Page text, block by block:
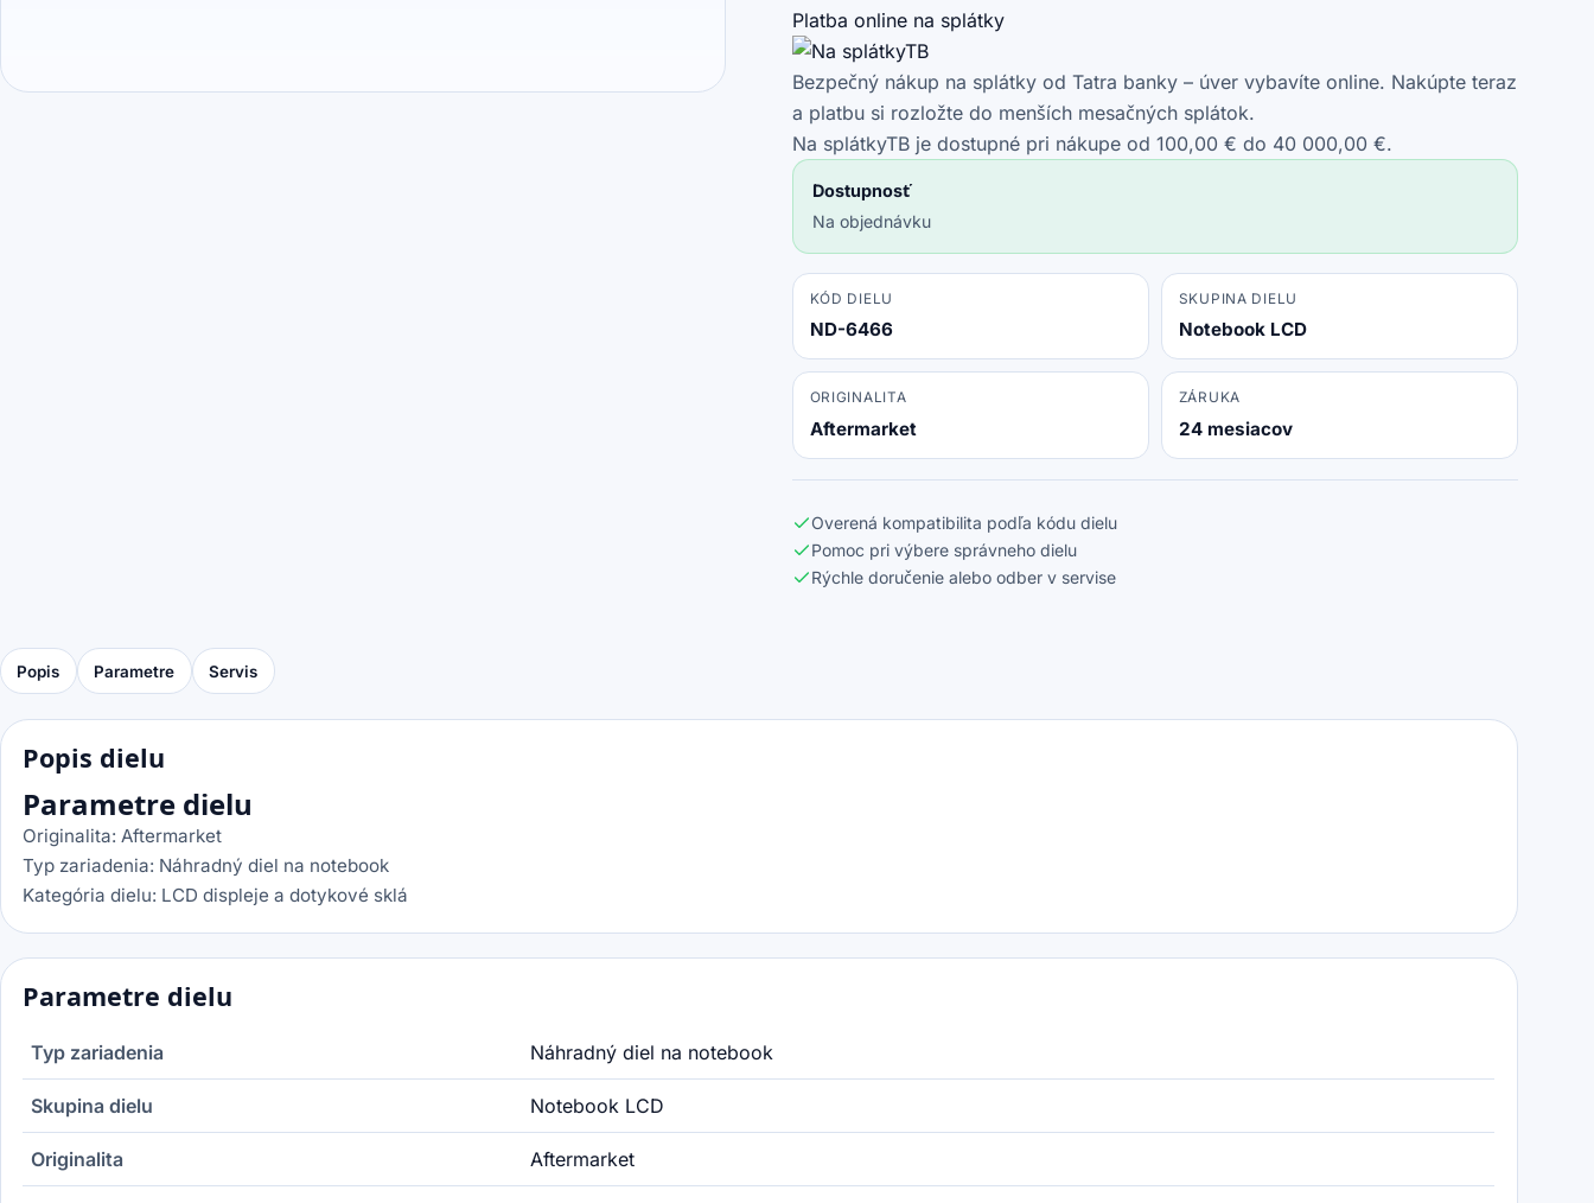
Slim
Matný
30
pin
Full
HD
Bez
úchytov
Platba online na splátky
Bezpečný nákup na splátky od Tatra banky – úver vybavíte online. Nakúpte teraz
a platbu si rozložte do menších mesačných splátok.
Na splátkyTB je dostupné pri nákupe od 100,00 € do 40 000,00 €.
Dostupnosť
Na objednávku
KÓD DIELU
ND-6466
SKUPINA DIELU
Notebook LCD
ORIGINALITA
Aftermarket
ZÁRUKA
24 mesiacov
Overená kompatibilita podľa kódu dielu
Pomoc pri výbere správneho dielu
Rýchle doručenie alebo odber v servise
Popis Parametre Servis
Popis dielu
Parametre dielu
Originalita: Aftermarket
Typ zariadenia: Náhradný diel na notebook
Kategória dielu: LCD displeje a dotykové sklá
Parametre dielu
Typ zariadenia Náhradný diel na notebook
Skupina dielu Notebook LCD
Originalita Aftermarket